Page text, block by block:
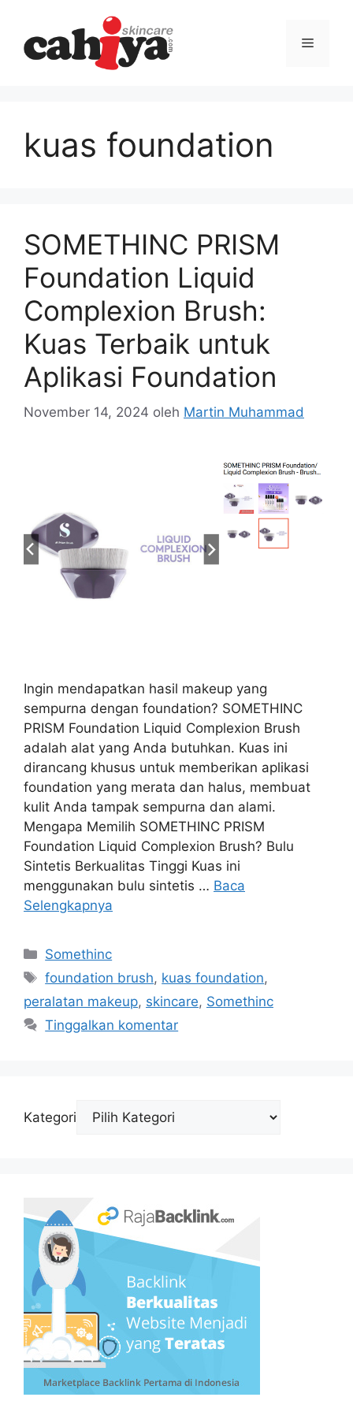
Menu
kuas foundation
SOMETHINC PRISM
Foundation Liquid
Complexion Brush:
Kuas Terbaik untuk
Aplikasi Foundation
November 14, 2024 oleh Martin Muhammad
Ingin mendapatkan hasil makeup yang
sempurna dengan foundation? SOMETHINC
PRISM Foundation Liquid Complexion Brush
adalah alat yang Anda butuhkan. Kuas ini
dirancang khusus untuk memberikan aplikasi
foundation yang merata dan halus, membuat
kulit Anda tampak sempurna dan alami.
Mengapa Memilih SOMETHINC PRISM
Foundation Liquid Complexion Brush? Bulu
Sintetis Berkualitas Tinggi Kuas ini
menggunakan bulu sintetis … Baca
Selengkapnya
Kategori
Somethinc
Tag
foundation brush, kuas foundation,
peralatan makeup, skincare, Somethinc
Tinggalkan komentar
Kategori